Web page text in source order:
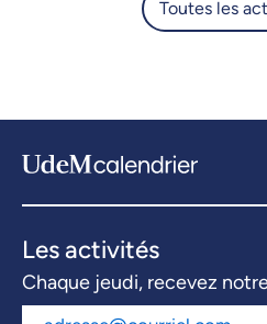
Toutes les
Les activités
Chaque jeudi, recevez